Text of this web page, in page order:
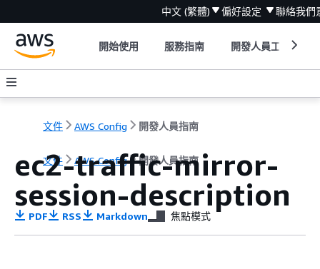
中文 (繁體) 偏好設定 聯絡我們
開始使用 服務指南 開發人員工具
文件 AWS Config 開發人員指南
文件 AWS Config 開發人員指南
ec2-traffic-mirror-
session-description
PDF RSS Markdown 焦點模式